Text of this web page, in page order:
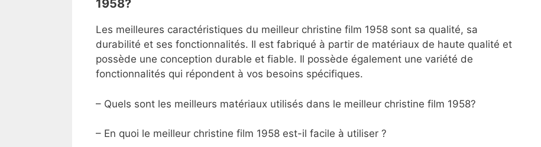
1958?
Les meilleures caractéristiques du meilleur christine film 1958 sont sa qualité, sa
durabilité et ses fonctionnalités. Il est fabriqué à partir de matériaux de haute qualité et
possède une conception durable et fiable. Il possède également une variété de
fonctionnalités qui répondent à vos besoins spécifiques.
– Quels sont les meilleurs matériaux utilisés dans le meilleur christine film 1958?
– En quoi le meilleur christine film 1958 est-il facile à utiliser ?